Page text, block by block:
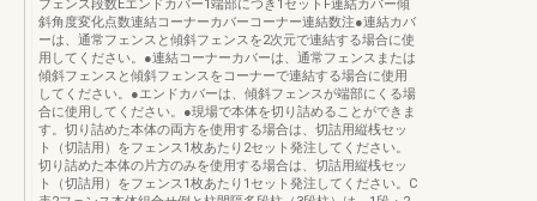
フェンス段数Eエンドカバー1端部につき1セットF連結カバー傾
斜角度変化点数連結コーナーカバーコーナー連結数注●連結カバ
ーは、通常フェンスと傾斜フェンスを2次元で連結する場合に使
用してください。●連結コーナーカバーは、通常フェンスまたは
傾斜フェンスと傾斜フェンスをコーナーで連結する場合に使用
してください。●エンドカバーは、傾斜フェンスが端部にくる場
合に使用してください。●現場で本体を切り詰めることができま
す。切り詰めた本体の両方を使用する場合は、切詰用縦桟セッ
ト（切詰用）をフェンス1枚あたり2セット発注してください。
切り詰めた本体の片方のみを使用する場合は、切詰用縦桟セッ
ト（切詰用）をフェンス1枚あたり1セット発注してください。C